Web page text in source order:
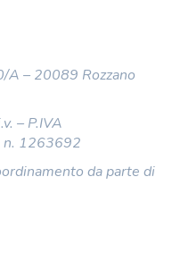
A – 20089 Rozzano
– P.IVA
n. 1263692
da parte di